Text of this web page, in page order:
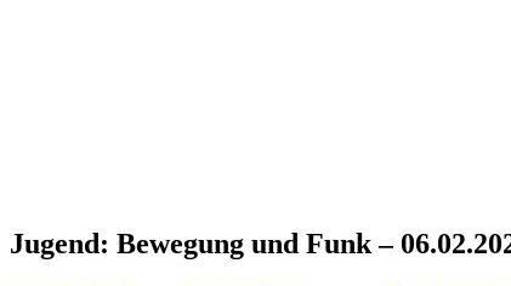
Jugend: Bewegung und Funk –